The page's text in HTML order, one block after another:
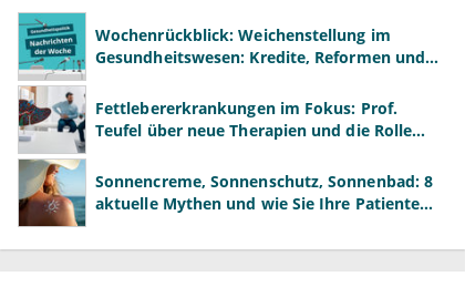
Wochenrückblick: Weichenstellung im
Gesundheitswesen: Kredite, Reformen und
Fettlebererkrankungen im Fokus: Prof.
Teufel über neue Therapien und die Rolle
Sonnencreme, Sonnenschutz, Sonnenbad: 8
aktuelle Mythen und wie Sie Ihre Patienten